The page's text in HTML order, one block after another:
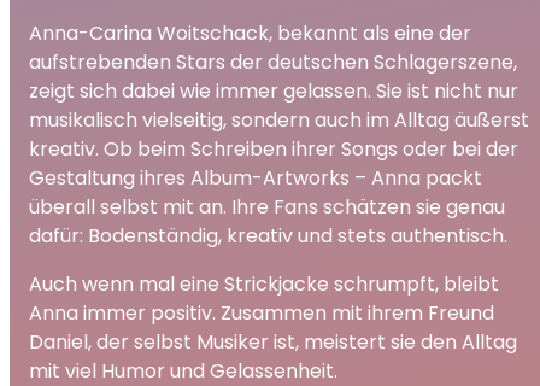
Anna-Carina Woitschack, bekannt als eine der
aufstrebenden Stars der deutschen Schlagerszene,
zeigt sich dabei wie immer gelassen. Sie ist nicht nur
musikalisch vielseitig, sondern auch im Alltag äußerst
kreativ. Ob beim Schreiben ihrer Songs oder bei der
Gestaltung ihres Album-Artworks – Anna packt
überall selbst mit an. Ihre Fans schätzen sie genau
dafür: Bodenständig, kreativ und stets authentisch.
Auch wenn mal eine Strickjacke schrumpft, bleibt
Anna immer positiv. Zusammen mit ihrem Freund
Daniel, der selbst Musiker ist, meistert sie den Alltag
mit viel Humor und Gelassenheit.